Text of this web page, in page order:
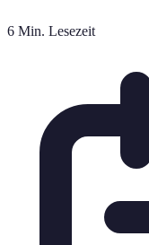
6 Min. Lesezeit